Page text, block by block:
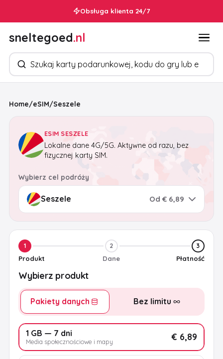
Obsługa klienta 24/7
sneltegoed.nl
Szukaj produktów
Home/eSIM/Seszele
ESIM SESZELE
Lokalne dane 4G/5G. Aktywne od razu, bez
fizycznej karty SIM.
Wybierz cel podróży
Od € 6,89
1
Produkt
2
Dane
3
Płatność
Wybierz produkt
Pakiety danych Bez limitu
1 GB — 7 dni
Media społecznościowe i mapy € 6,89